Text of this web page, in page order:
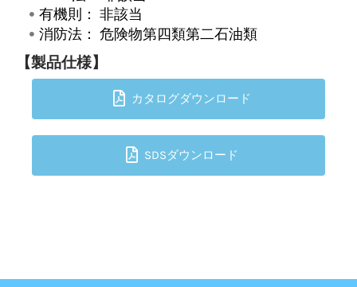
有機則： 非該当
消防法： 危険物第四類第二石油類
【製品仕様】
カタログダウンロード
SDSダウンロード